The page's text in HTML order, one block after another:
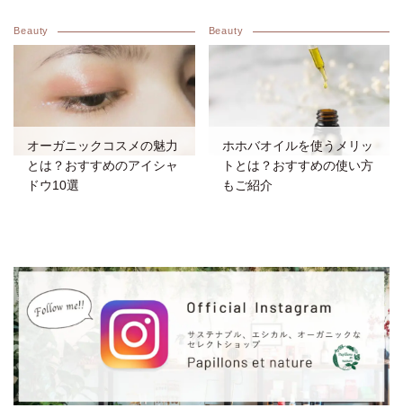
Beauty
オーガニックコスメの魅力
とは？おすすめのアイシャ
ドウ10選
Beauty
ホホバオイルを使うメリッ
トとは？おすすめの使い方
もご紹介